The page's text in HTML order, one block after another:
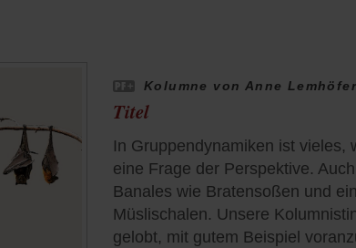
Kolumne von Anne Lemhöfer
Titel
In Gruppendynamiken ist vieles,
eine Frage der Perspektive.
Banales wie Bratensoßen und
Müslischalen. Unsere
gelobt, mit gutem Beispiel